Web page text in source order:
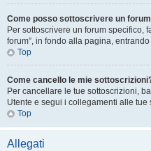
Come posso sottoscrivere un
Per sottoscrivere un forum specifico,
forum”, in fondo alla pagina,
Top
Come cancello le mie
Per cancellare le tue sottoscrizioni,
Utente e segui i collegamenti alle tue
Top
Allegati